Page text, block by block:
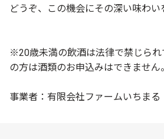
どうぞ、この機会にその深い味わい
※20歳未満の飲酒は法律で禁じられ
の方は酒類のお申込みはできません。
事業者：有限会社ファームいちまる